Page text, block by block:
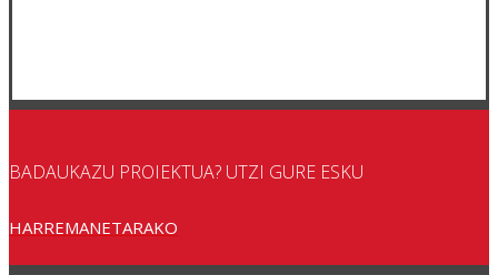
BADAUKAZU PROIEKTUA? UTZI GURE ESKU
HARREMANETARAKO